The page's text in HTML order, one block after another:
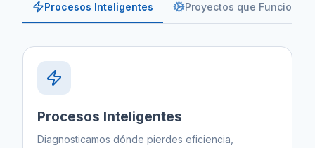
Procesos Inteligentes Proyectos que Funcionan
Procesos Inteligentes
Diagnosticamos dónde pierdes eficiencia,